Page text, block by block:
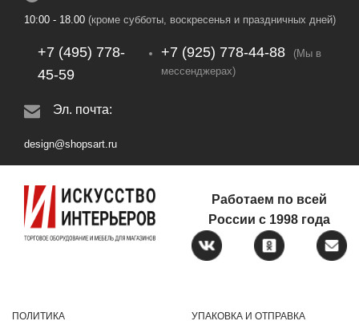
10:00 - 18.00 (кроме субботы, воскресенья и праздничных дней)
+7 (495) 778-
45-59
+7 (925) 778‑44‑88
(Мы в
мессенджерах)
Эл. почта:
design@shopsart.ru
Работаем по всей
России с 1998 года
ПОЛИТИКА УПАКОВКА И ОТПРАВКА